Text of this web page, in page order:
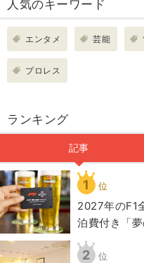
人気のキーワード
エンタメ 芸能
プロレス
ランキング
記事
1 位
2027年のF1
泊費付き「
2 位